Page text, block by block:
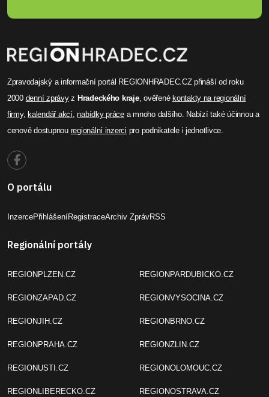
Zpravodajský a informační portál REGIONHRADEC.CZ přináší od roku
2000 denní zprávyz Hradeckého kraje, ověřené kontakty na regionální
firmy, kalendář akcí,nabídky prácea mnoho dalšího. Nabízí také účinnou a
cenově dostupnou regionální inzerci pro podnikatele i jednotlivce.
O portálu
InzercePřihlášeníRegistraceArchiv ZprávRSS
Regionální portály
REGIONPLZEN.CZ
REGIONZAPAD.CZ
REGIONJIH.CZ
REGIONPRAHA.CZ
REGIONUSTI.CZ
REGIONLIBERECKO.CZ
REGIONPARDUBICKO.CZ
REGIONVYSOCINA.CZ
REGIONBRNO.CZ
REGIONZLIN.CZ
REGIONOLOMOUC.CZ
REGIONOSTRAVA.CZ